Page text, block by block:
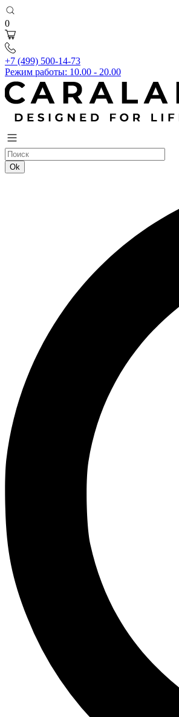
0
+7 (499) 500-14-73
Режим работы: 10.00 - 20.00